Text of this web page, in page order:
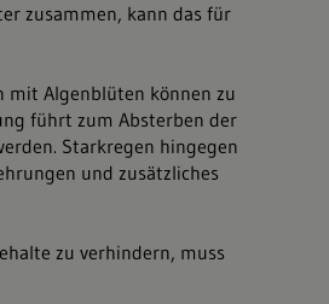
zusammen, kann das für
mit Algenblüten können zu
führt zum Absterben der
Starkregen hingegen
und zusätzliches
zu verhindern, muss